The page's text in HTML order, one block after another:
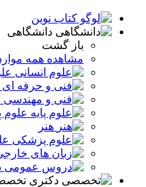
دانشگاهی
باز گشت
مشاهده همه
علوم
هنر